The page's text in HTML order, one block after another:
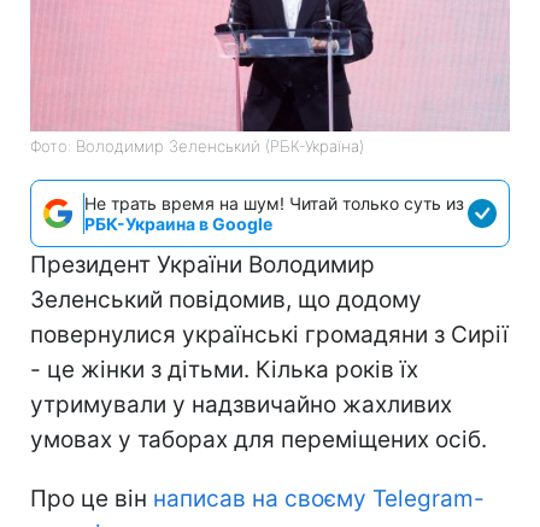
Фото: Володимир Зеленський (РБК-Україна)
Не трать время на шум! Читай только суть из
РБК-Украина в Google
Президент України Володимир
Зеленський повідомив, що додому
повернулися українські громадяни з Сирії
- це жінки з дітьми. Кілька років їх
утримували у надзвичайно жахливих
умовах у таборах для переміщених осіб.
Про це він написав на своєму Telegram-